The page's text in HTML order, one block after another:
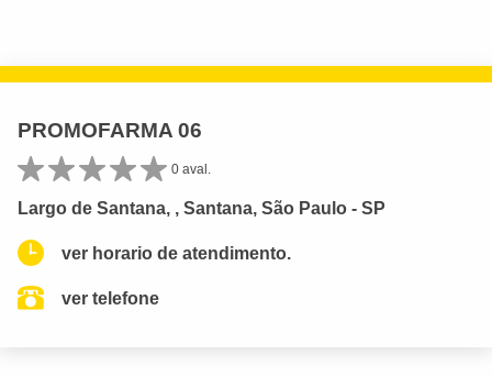
PROMOFARMA 06
0 aval.
Largo de Santana, , Santana, São Paulo - SP
ver horario de atendimento.
ver telefone